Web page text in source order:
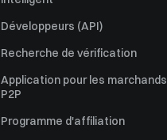
Développeurs (API)
Recherche de vérification
Application pour les marchands
P2P
Programme d'affiliation